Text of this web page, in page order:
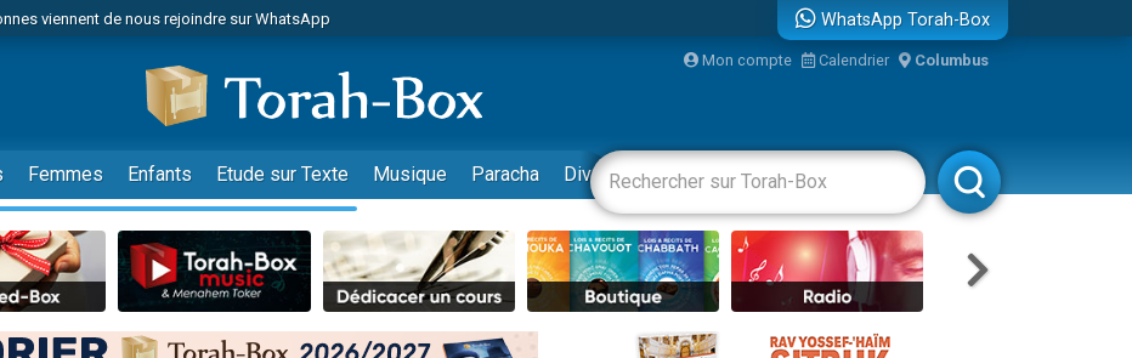
viennent de nous rejoindre sur WhatsApp
vient de donner son Maasser
viennent de faire un don pour 5 jours de vacances aux Orphelins
viennent de faire un don pour Diane, 80 ans, dans un appartement insalubre
viennent de demander une bénédiction
viennent de nous rejoindre sur WhatsApp
viennent de faire un don pour Sauvez la jambe de Yohan
49 places pour étudier en groupe sur Zoom
nouvelles musiques dans Torah-Box Music
WhatsApp Torah-Box
Mon compte Calendrier Columbus
Femmes Enfants Etude sur Texte Musique Paracha Divertissements Livres Rabbanim